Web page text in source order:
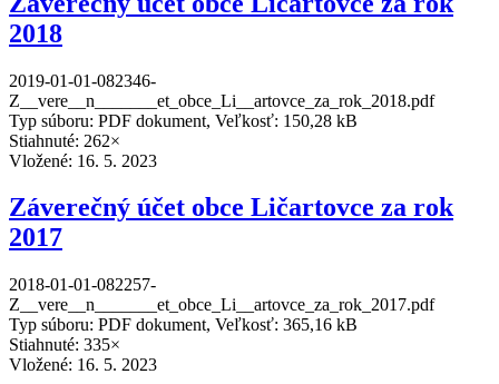
2018
2019-01-01-082346-
Z__vere__n_______et_obce_Li__artovce_za_rok_2018.pdf
Typ súboru: PDF dokument, Veľkosť: 150,28 kB
Stiahnuté: 262×
Vložené: 16. 5. 2023
Záverečný účet obce Ličartovce za rok
2017
2018-01-01-082257-
Z__vere__n_______et_obce_Li__artovce_za_rok_2017.pdf
Typ súboru: PDF dokument, Veľkosť: 365,16 kB
Stiahnuté: 335×
Vložené: 16. 5. 2023